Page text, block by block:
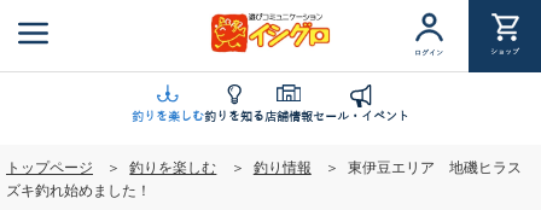
ン
ツ
ログイン ショップ
釣りを楽しむ釣りを知る店舗情報セール・イベント
トップページ 釣りを楽しむ 釣り情報
東伊豆エリア 地磯ヒラス
ズキ釣れ始めました！